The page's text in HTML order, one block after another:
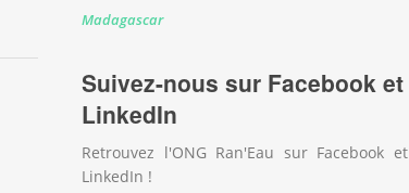
le cyclone Fytia
Madagascar
Suivez-nous sur Facebook et
LinkedIn
Retrouvez l'ONG Ran'Eau sur Facebook et
LinkedIn !